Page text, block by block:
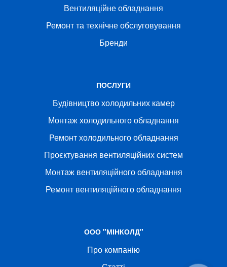
Вентиляційне обладнання
Ремонт та технічне обслуговування
Бренди
ПОСЛУГИ
Будівництво холодильних камер
Монтаж холодильного обладнання
Ремонт холодильного обладнання
Проєктування вентиляційних систем
Монтаж вентиляційного обладнання
Ремонт вентиляційного обладнання
ООО "МІНКОЛД"
Про компанію